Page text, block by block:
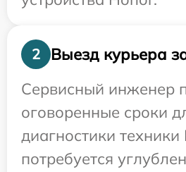
2
Выезд курьера
Сервисный инженер
оговоренные сроки
диагностики
потребуется